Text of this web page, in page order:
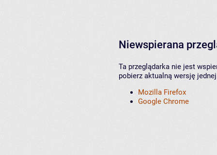
Niewspierana
Ta przeglądarka nie jest
pobierz aktualną wersję
Mozilla Firefox
Google Chrome